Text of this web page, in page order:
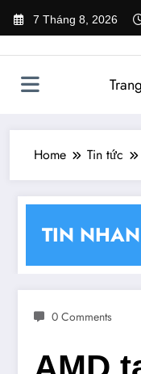
7 Tháng 8, 2026
Home Tin tức
TIN
chéo chữ ký số
0 Comments